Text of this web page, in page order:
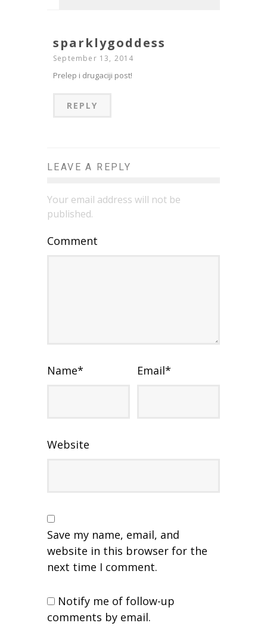
sparklygoddess
September 13, 2014
Prelep i drugaciji post!
REPLY
LEAVE A REPLY
Your email address will not be
published.
Comment
Name* Email*
Website
Save my name, email, and
website in this browser for the
next time I comment.
Notify me of follow-up
comments by email.